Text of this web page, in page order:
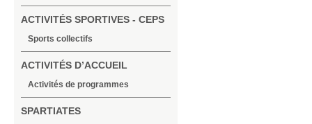
ACTIVITÉS SPORTIVES - CEPS
Sports collectifs
ACTIVITÉS D’ACCUEIL
Activités de programmes
SPARTIATES